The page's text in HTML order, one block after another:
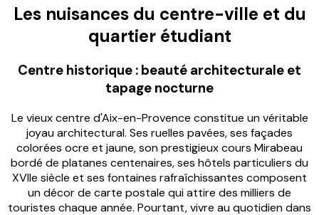
Les nuisances du centre-ville et du
quartier étudiant
Centre historique : beauté architecturale et
tapage nocturne
Le vieux centre d'Aix-en-Provence constitue un véritable
joyau architectural. Ses ruelles pavées, ses façades
colorées ocre et jaune, son prestigieux cours Mirabeau
bordé de platanes centenaires, ses hôtels particuliers du
XVIIe siècle et ses fontaines rafraîchissantes composent
un décor de carte postale qui attire des milliers de
touristes chaque année. Pourtant, vivre au quotidien dans